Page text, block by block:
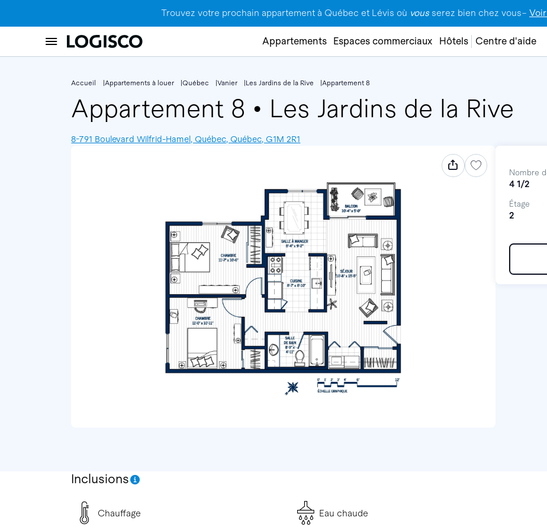
Trouvez votre prochain appartement à Québec et Lévis où vous serez bien chez vous–
Appartements Espaces commerciaux Hôtels Centre d'aide
Accueil Appartements à louer Québec Vanier Les Jardins de la Rive Appartement 8
Appartement 8 • Les Jardins de la Rive
8-791 Boulevard Wilfrid-Hamel, Québec, Québec, G1M 2R1
Inclusions
Chauffage Eau chaude
Nombre
4 1/2
Étage
2